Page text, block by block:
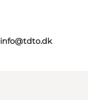
info@tdto.dk